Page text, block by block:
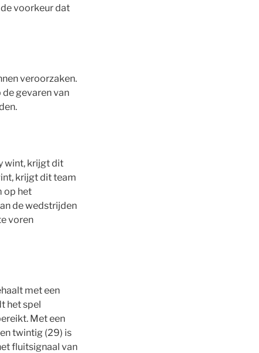
voorkeur dat
veroorzaken.
gevaren van
wint, krijgt dit
krijgt dit team
op het
de wedstrijden
voren
met een
het spel
Met een
twintig (29) is
fluitsignaal van